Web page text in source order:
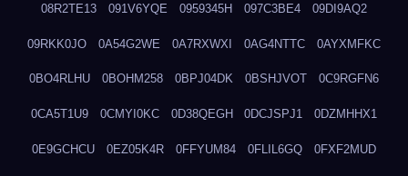
08R2TE13 091V6YQE 0959345H 097C3BE4 09DI9AQ2
09RKK0JO 0A54G2WE 0A7RXWXI 0AG4NTTC 0AYXMFKC
0BO4RLHU 0BOHM258 0BPJ04DK 0BSHJVOT 0C9RGFN6
0CA5T1U9 0CMYI0KC 0D38QEGH 0DCJSPJ1 0DZMHHX1
0E9GCHCU 0EZ05K4R 0FFYUM84 0FLIL6GQ 0FXF2MUD